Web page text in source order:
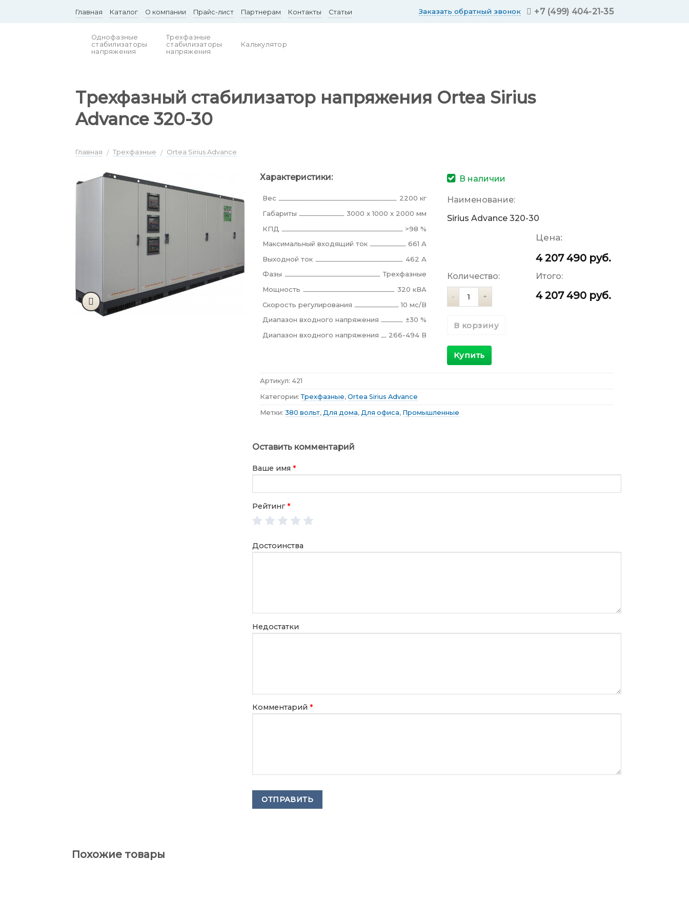
Главная Каталог О компании Прайс-лист Партнерам Контакты Статьи Заказать обратный звонок +7 (499) 404-21-35
Однофазные
стабилизаторы
напряжения
Трехфазные
стабилизаторы
напряжения
Калькулятор
Трехфазный стабилизатор напряжения Ortea Sirius
Advance 320-30
Главная / Трехфазные / Ortea Sirius Advance
Характеристики:
Вес
2200 кг
Габариты
3000 x 1000 x 2000 мм
КПД
>98 %
Максимальный входящий ток
661 А
Выходной ток
462 А
Фазы
Трехфазные
Мощность
320 кВА
Скорость регулирования
10 мс/В
Диапазон входного напряжения
±30 %
Диапазон входного напряжения
266-494 В
В наличии
Наименование:
Sirius Advance 320-30
Цена:
4 207 490 руб.
Количество:
Количество
Итого:
4 207 490 руб.
В корзину
Купить
Артикул: 421
Категории:Трехфазные, Ortea Sirius Advance
Метки: 380 вольт, Для дома, Для офиса, Промышленные
Оставить комментарий
Ваше имя *
Рейтинг*
Достоинства
Недостатки
Комментарий *
Похожие товары